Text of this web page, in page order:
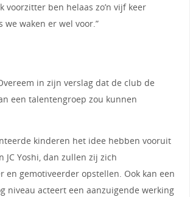
voorzitter ben helaas zo’n vijf keer
we waken er wel voor.”
in zijn verslag dat de club de
een talentengroep zou kunnen
kinderen het idee hebben vooruit
JC Yoshi, dan zullen zij zich
en gemotiveerder opstellen. Ook kan een
niveau acteert een aanzuigende werking